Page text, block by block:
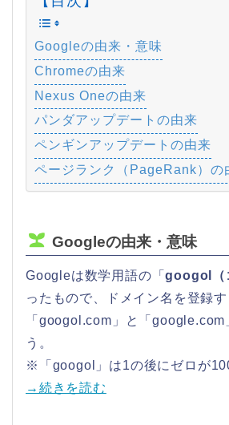
Googleの由来・意味
Chromeの由来
Nexus Oneの由来
パンダアップデートの由来
ペンギンアップデートの由来
ページランク（PageRank）の
Googleの由来・意味
Googleは数学用語の「googol（
ったもので、ドメイン名を登録
「googol.com」と「google.com
う。
※「googol」は1の後にゼロが
→続きを読む